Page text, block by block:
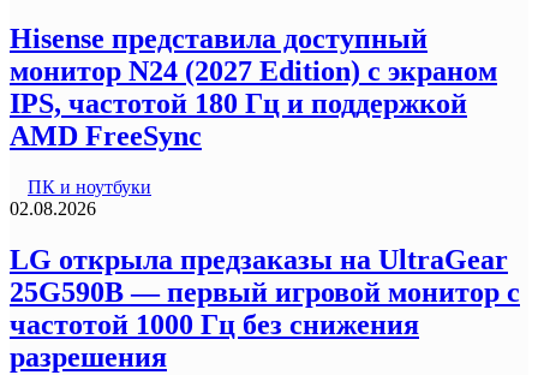
Hisense представила доступный
монитор N24 (2027 Edition) с экраном
IPS, частотой 180 Гц и поддержкой
AMD FreeSync
ПК и ноутбуки
02.08.2026
LG открыла предзаказы на UltraGear
25G590B — первый игровой монитор с
частотой 1000 Гц без снижения
разрешения